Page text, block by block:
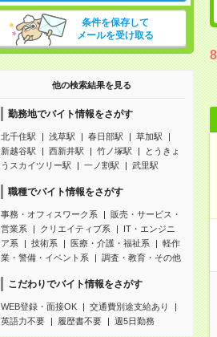
条件を保存して
メールを受け取る
他の検索結果を見る
勤務地でバイト情報をさがす
北千住駅 浅草駅 春日部駅
草加駅
新越谷駅
西新井駅 竹ノ塚駅
とうきょ
うスカイツリー駅
一ノ割駅 武里駅
職種でバイト情報をさがす
事務・オフィスワーク系
販売・サービス・
営業系
クリエイティブ系
IT・エンジニ
ア系
技術系 医療・介護・福祉系
軽作
業・警備・イベント系
調査・教育・その他
こだわりでバイト情報をさがす
WEB登録・面接OK
交通費別途支給あり
英語力不要
履歴書不要 週5日勤務
8